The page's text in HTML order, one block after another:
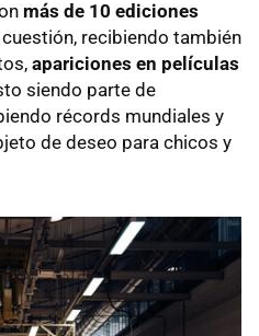
más de 10 ediciones
recibiendo también
apariciones en películas
siendo parte de
récords mundiales y
de deseo para chicos y